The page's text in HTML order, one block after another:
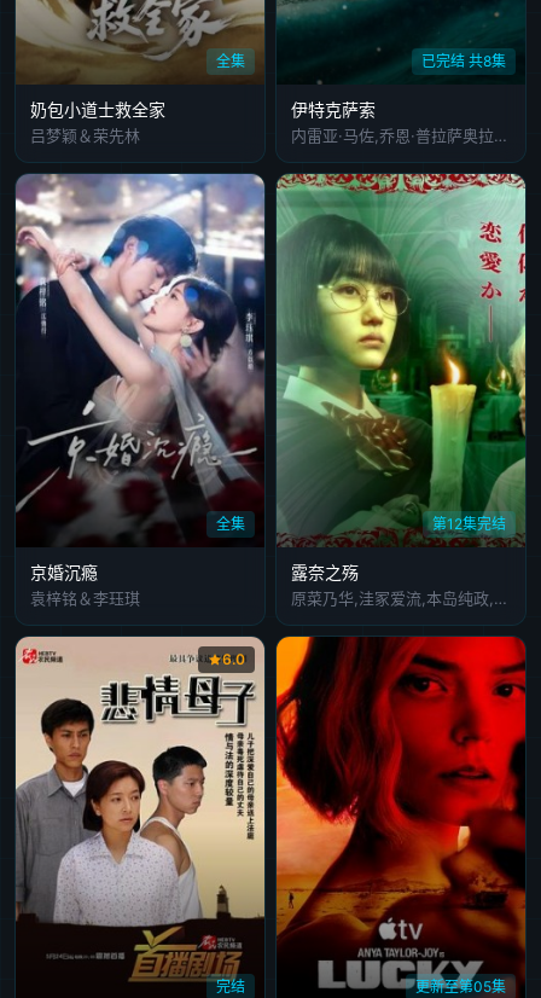
全集
奶包小道士救全家
吕梦颖＆荣先林
已完结 共8集
伊特克萨索
内雷亚·马佐,乔恩·普拉萨奥拉,伊齐亚尔·阿蒂恩萨
全集
京婚沉瘾
袁梓铭＆李珏琪
第12集完结
露奈之殇
原菜乃华,洼冢爱流,本岛纯政,影山优佳,泷泽绘里香,驹井莲,島村龍乃介,加藤小夏,道上珠妃,正名仆蔵,根岸季衣
完结
6.0
更新至第05集